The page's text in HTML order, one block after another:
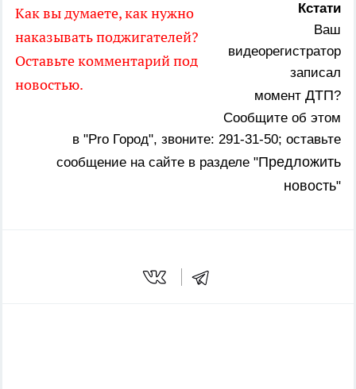
Как вы думаете, как нужно
наказывать поджигателей?
Оставьте комментарий под
новостью.
Кстати
Ваш
видеорегистратор
записал
момент ДТП?
Сообщите об этом
в "Pro Город", звоните: 291-31-50; оставьте
сообщение на сайте в разделе "Предложить
новость"